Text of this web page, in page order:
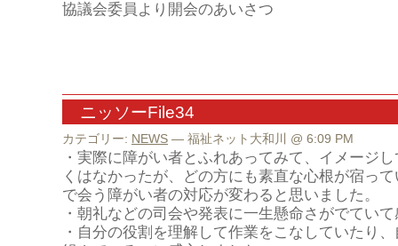
協議会委員より開会のあいさつ
ニッソーFile34
カテゴリー: NEWS — 福祉ネット大和川 @ 6:09 PM
・実際に障がい者とふれあってみて、イメージ
くはなかったが、どの方にも素直な心根が宿っ
で会う障がい者の対応が変わると思いました。
・朝礼などの司会や発表に一生懸命さがでてい
・自分の役割を理解して作業をこなしていたり